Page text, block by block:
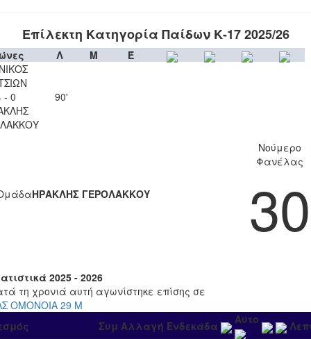
Επίλεκτη Κατηγορία Παίδων Κ-17 2025/26
Λ Μ
Έ
- 0
90'
ΗΡΑΚΛΗΣ ΓΕΡΟΛΑΚΚΟΥ
Νούμερο
Φανέλας
30
2025 - 2026
τη χρονιά αυτή αγωνίστηκε επίσης σε
ΟΜΟΝΟΙΑ 29 Μ
Συμ Αλλαγή Ενδεκάδα Αυτο